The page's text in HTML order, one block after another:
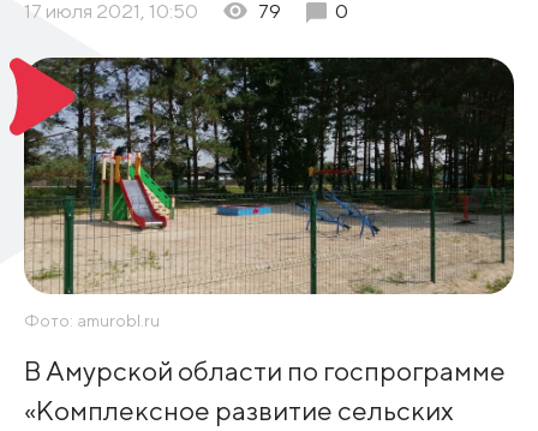
17 июля 2021, 10:50 79 0
Фото: amurobl.ru
В Амурской области по госпрограмме
«Комплексное развитие сельских